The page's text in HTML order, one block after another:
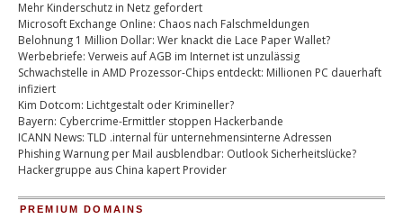
Mehr Kinderschutz in Netz gefordert
Microsoft Exchange Online: Chaos nach Falschmeldungen
Belohnung 1 Million Dollar: Wer knackt die Lace Paper Wallet?
Werbebriefe: Verweis auf AGB im Internet ist unzulässig
Schwachstelle in AMD Prozessor-Chips entdeckt: Millionen PC dauerhaft
infiziert
Kim Dotcom: Lichtgestalt oder Krimineller?
Bayern: Cybercrime-Ermittler stoppen Hackerbande
ICANN News: TLD .internal für unternehmensinterne Adressen
Phishing Warnung per Mail ausblendbar: Outlook Sicherheitslücke?
Hackergruppe aus China kapert Provider
PREMIUM DOMAINS